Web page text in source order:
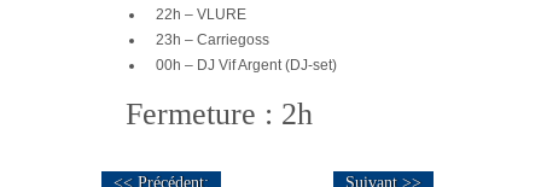
22h – VLURE
23h – Carriegoss
00h – DJ Vif Argent (DJ-set)
Fermeture : 2h
<< Précédent: Suivant >>